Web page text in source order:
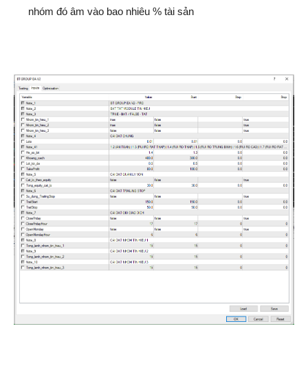
nhóm đó âm vào bao nhiêu % tài sản